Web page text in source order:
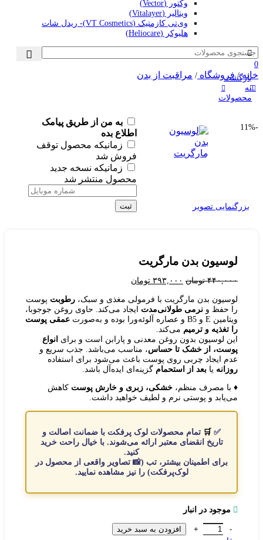
وکتور (Vector)
ویتالیر (Vitalayer)
وی‌تی کازمتیک (VT Cosmetics)- ریدل شات
هلیوکر (Heliocare)
0
خانه/ فروشگاه / مراقبت از بدن
بازگشت
به
محصولات
-11%
به من از طریق پیامک
اطلاع بده
زمانیکه محصول توقف
فروش شد
زمانیکه نسخه جدید
محصول منتشر شد
ثبت بزرگنمایی تصویر
لوسیون بدن مارگریت
۴۴۰,۰۰۰ تومان قیمت
۴۴۰,۰۰۰ تومان
بود.
۳۹۳,۰۰۰ تومان
۳۹۳,۰۰۰ تومان.
لوسیون بدن مارگریت با فرمولی مغذی و سبک، رطوبت پوست
را حفظ و نرمی طولانی‌مدت ایجاد می‌کند. حاوی روغن جوجوبا،
ویتامین E و B5 و عصاره آلوئه‌ورا بوده و به‌صورت
عمقی پوست
را تغذیه و ترمیم می‌کند.
این لوسیون بدون روغن معدنی و پارابن است و برای انواع
پوست، از خشک تا حساس، مناسب می‌باشد. جذب سریع و
عدم ایجاد چربی روی پوست باعث می‌شود برای استفاده
روزانه یا بعد از استحمام گزینه‌ای ایده‌آل باشد.
♦️ با مصرف منظم، خشکی، زبری و خارش پوست کاهش
می‌یابد و پوستی نرم و لطیف خواهید داشت.
✅
🛒 تمام محصولات لوک پرفکت با ضمانت اصالت و
تاریخ انقضای معتبر
ارائه می‌شوند. باخیال راحت خرید
کنید.
برای اطمینان بیشتر، تب (📸 تصاویر واقعی از محصول در
لوک‌پرفکت) را نیز مشاهده نمایید.
موجود در انبار
لوسیون بدن مارگریت عدد
افزودن به سبد خرید